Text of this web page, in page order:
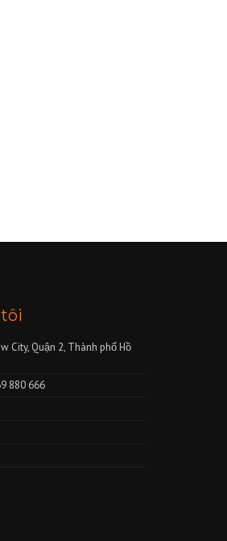
City, Quận 2, Thành phố Hồ
880 666